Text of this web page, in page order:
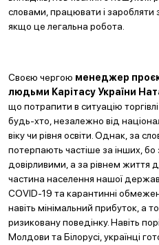
словами, працювати і
якщо це легальна робота.
Своєю чергою менеджер
людьми Карітасу України
що потрапити в ситуацію
будь-хто, незалежно від
віку чи рівня освіти. Однак, за
потерпають частіше за інших, бо
довірливими, а за рівнем життя
частина населення нашої
COVID-19 та карантинні
навіть мінімальний прибуток, а
ризиковану поведінку. Навіть
Молдови та Білорусі, українці